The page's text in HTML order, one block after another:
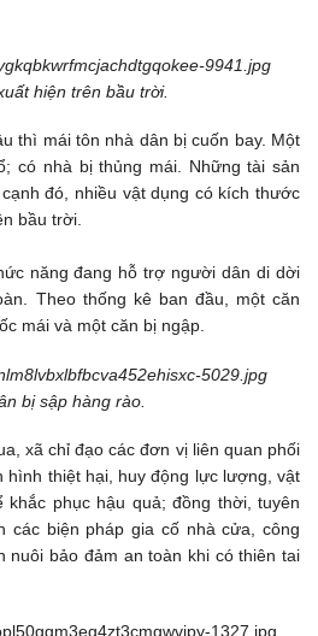
hiện trên bầu trời.
thì mái tôn nhà dân bị cuốn bay. Một
có nhà bị thủng mái. Những tài sản
đó, nhiều vật dụng có kích thước
bầu trời.
năng đang hỗ trợ người dân di dời
Theo thống kê ban đầu, một căn
mái và một căn bị ngập.
bị sập hàng rào.
xã chỉ đạo các đơn vị liên quan phối
hình thiệt hại, huy động lực lượng, vật
phục hậu quả; đồng thời, tuyên
các biện pháp gia cố nhà cửa, công
nuôi bảo đảm an toàn khi có thiên tai